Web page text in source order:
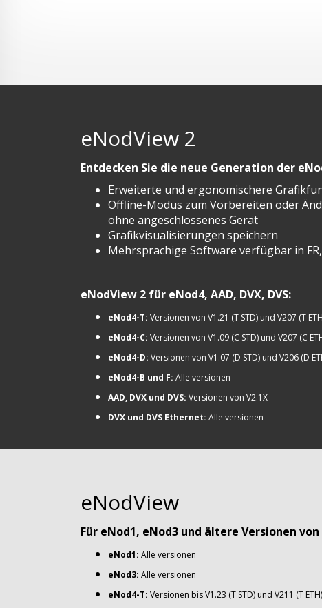
eNodView 2
Entdecken Sie die neue Generation der
Erweiterte und ergonomischere
Offline-Modus zum Vorbereiten oder
ohne angeschlossenes Gerät
Grafikvisualisierungen speichern
Mehrsprachige Software verfügbar in FR,
eNodView 2 für eNod4, AAD, DVX, DVS:
eNod4-T: Versionen von V1.21 (T STD) und V207 (T
eNod4-C: Versionen von V1.09 (C STD) und V207 (C
eNod4-D: Versionen von V1.07 (D STD) und V206 (D
eNod4-B und F: Alle versionen
AAD, DVX und DVS: Versionen von V2.1X
DVX und DVS Ethernet: Alle versionen
eNodView
Für eNod1, eNod3 und ältere Versionen von
eNod1: Alle versionen
eNod3: Alle versionen
eNod4-T: Versionen bis V1.23 (T STD) und V211 (T ETH)